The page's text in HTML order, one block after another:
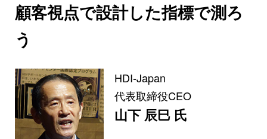
顧客視点で設計した指標で測ろ
う
HDI-Japan
代表取締役CEO
山下 辰巳 氏